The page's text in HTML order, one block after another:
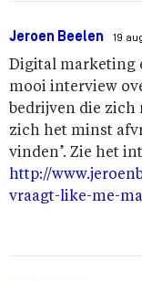
Jeroen Beelen 19
Digital marketing
mooi interview
bedrijven die zich
zich het minst
vinden’. Zie het
http://
vraagt-like-me-